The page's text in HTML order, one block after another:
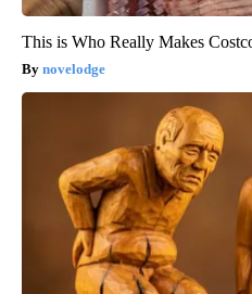
This is Who Really Makes
novelodge